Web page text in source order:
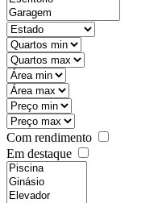
Com rendimento
Em destaque